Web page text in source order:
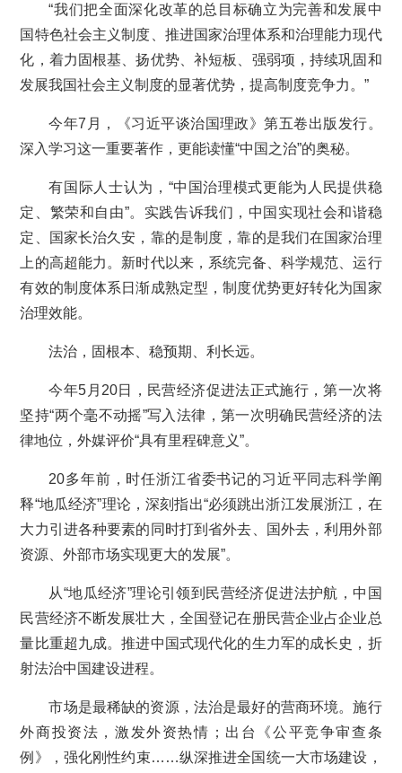
“我们把全面深化改革的总目标确立为完善和发展中
国特色社会主义制度、推进国家治理体系和治理能力现代
化，着力固根基、扬优势、补短板、强弱项，持续巩固和
发展我国社会主义制度的显著优势，提高制度竞争力。”
今年7月，《习近平谈治国理政》第五卷出版发行。
深入学习这一重要著作，更能读懂“中国之治”的奥秘。
有国际人士认为，“中国治理模式更能为人民提供稳
定、繁荣和自由”。实践告诉我们，中国实现社会和谐稳
定、国家长治久安，靠的是制度，靠的是我们在国家治理
上的高超能力。新时代以来，系统完备、科学规范、运行
有效的制度体系日渐成熟定型，制度优势更好转化为国家
治理效能。
法治，固根本、稳预期、利长远。
今年5月20日，民营经济促进法正式施行，第一次将
坚持“两个毫不动摇”写入法律，第一次明确民营经济的法
律地位，外媒评价“具有里程碑意义”。
20多年前，时任浙江省委书记的习近平同志科学阐
释“地瓜经济”理论，深刻指出“必须跳出浙江发展浙江，在
大力引进各种要素的同时打到省外去、国外去，利用外部
资源、外部市场实现更大的发展”。
从“地瓜经济”理论引领到民营经济促进法护航，中国
民营经济不断发展壮大，全国登记在册民营企业占企业总
量比重超九成。推进中国式现代化的生力军的成长史，折
射法治中国建设进程。
市场是最稀缺的资源，法治是最好的营商环境。施行
外商投资法，激发外资热情；出台《公平竞争审查条
例》，强化刚性约束……纵深推进全国统一大市场建设，